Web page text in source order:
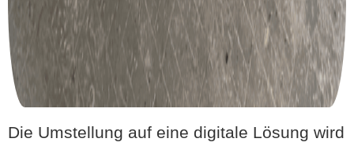
Die Umstellung auf eine digitale Lösung wird